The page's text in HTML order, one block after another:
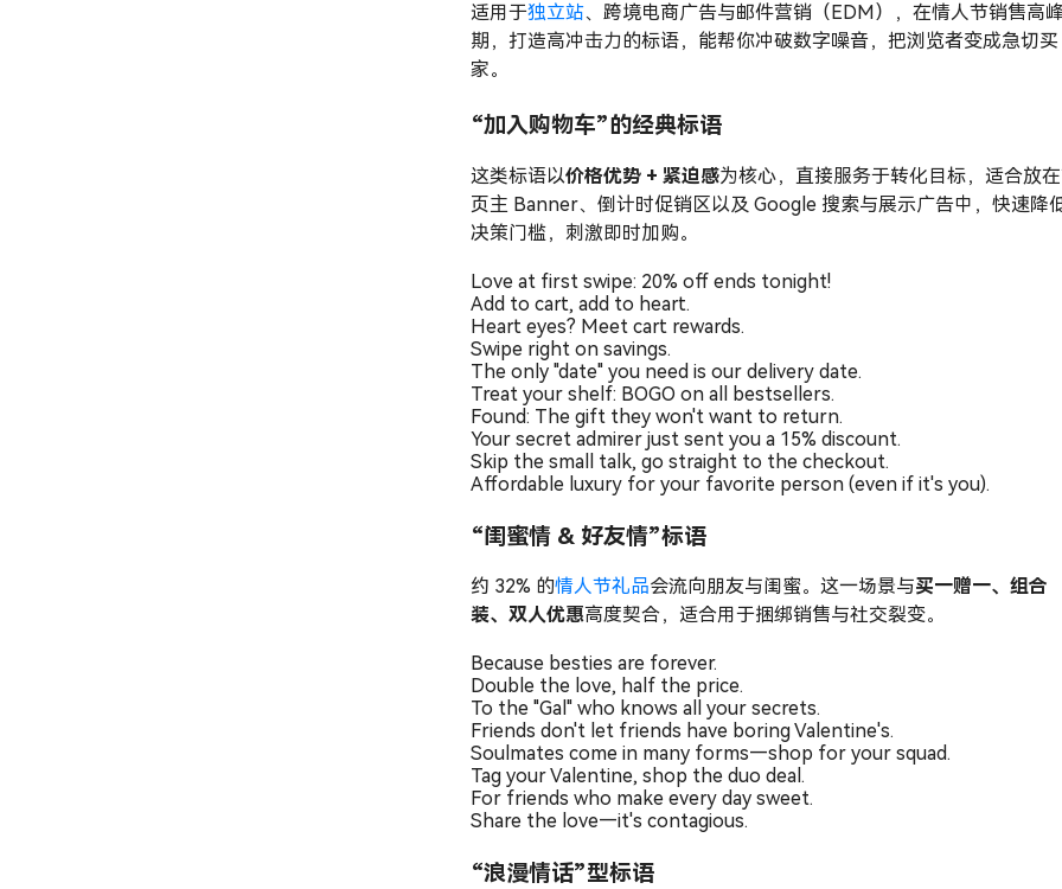
适用于独立站、跨境电商广告与邮件营销（EDM），在情人节销售高峰
期，打造高冲击力的标语，能帮你冲破数字噪音，把浏览者变成急切买
家。
“加入购物车”的经典标语
这类标语以价格优势 + 紧迫感为核心，直接服务于转化目标，适合放
页主 Banner、倒计时促销区以及 Google 搜索与展示广告中，快速降
决策门槛，刺激即时加购。
Love at first swipe: 20% off ends tonight!
Add to cart, add to heart.
Heart eyes? Meet cart rewards.
Swipe right on savings.
The only "date" you need is our delivery date.
Treat your shelf: BOGO on all bestsellers.
Found: The gift they won't want to return.
Your secret admirer just sent you a 15% discount.
Skip the small talk, go straight to the checkout.
Affordable luxury for your favorite person (even if it's you).
“闺蜜情 & 好友情”标语
约 32% 的情人节礼品会流向朋友与闺蜜。这一场景与买一赠一、组合
装、双人优惠高度契合，适合用于捆绑销售与社交裂变。
Because besties are forever.
Double the love, half the price.
To the "Gal" who knows all your secrets.
Friends don't let friends have boring Valentine's.
Soulmates come in many forms—shop for your squad.
Tag your Valentine, shop the duo deal.
For friends who make every day sweet.
Share the love—it's contagious.
“浪漫情话”型标语